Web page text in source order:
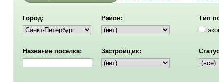
Город: Район:
Тип
Название поселка: Застройщик: